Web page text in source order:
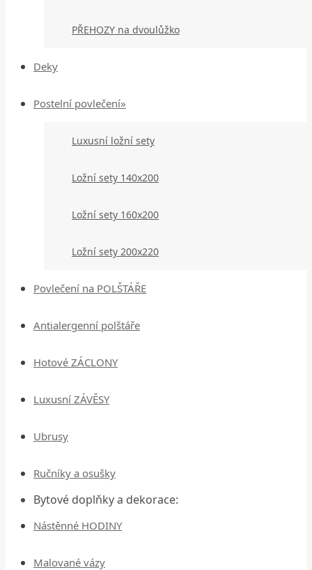
PŘEHOZY na dvoulůžko
Deky
Postelní povlečení»
Luxusní ložní sety
Ložní sety 140x200
Ložní sety 160x200
Ložní sety 200x220
Povlečení na POLŠTÁŘE
Antialergenní polštáře
Hotové ZÁCLONY
Luxusní ZÁVĚSY
Ubrusy
Ručníky a osušky
Bytové doplňky a dekorace:
Nástěnné HODINY
Malované vázy